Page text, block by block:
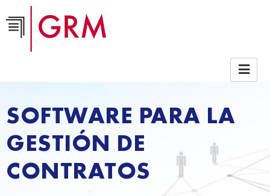
SOFTWARE PARA LA
GESTIÓN DE
CONTRATOS